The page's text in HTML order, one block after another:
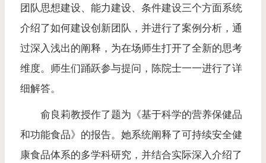
团队思想建设、能力建设、条件建设三个方面系统
介绍了如何建设创新团队，并进行了案例分析，通
过深入浅出的阐释，为在场师生打开了全新的思考
维度。师生们踊跃参与提问，陈院士一一进行了详
细解答。
俞良莉教授作了题为 《基于科学的营养保健品
和功能食品》的报告。她系统阐释了可持续安全健
康食品体系的多学科研究，并结合实际深入介绍了